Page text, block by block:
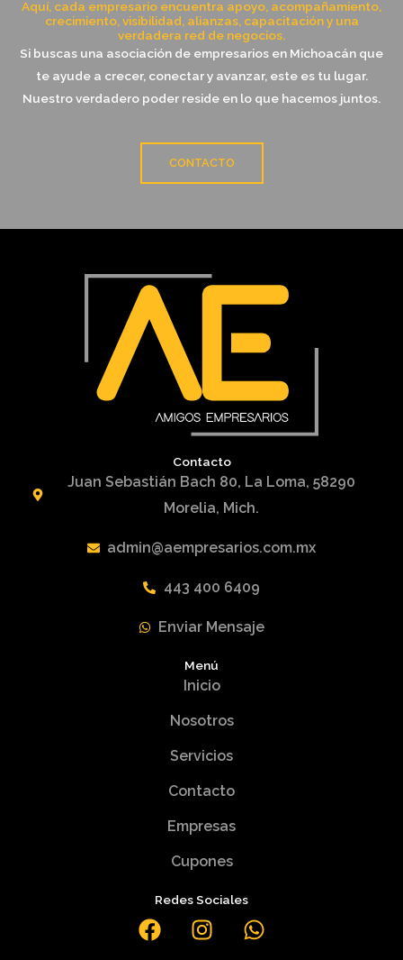
Aquí, cada empresario encuentra apoyo, acompañamiento,
crecimiento, visibilidad, alianzas, capacitación y una
verdadera red de negocios.
Si buscas una asociación de empresarios en Michoacán que
te ayude a crecer, conectar y avanzar, este es tu lugar.
Nuestro verdadero poder reside en lo que hacemos juntos.
CONTACTO
Contacto
Juan Sebastián Bach 80, La Loma, 58290
Morelia, Mich.
admin@aempresarios.com.mx
443 400 6409
Enviar Mensaje
Menú
Inicio
Nosotros
Servicios
Contacto
Empresas
Cupones
Redes Sociales
F
a
I
n
W
h